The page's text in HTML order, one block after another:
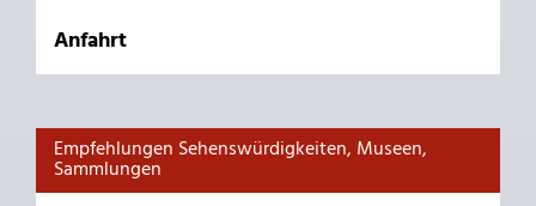
Anfahrt
Empfehlungen Sehenswürdigkeiten, Museen,
Sammlungen